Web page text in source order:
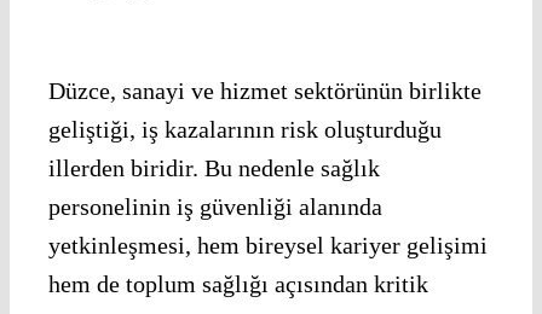
Düzce, sanayi ve hizmet sektörünün birlikte
geliştiği, iş kazalarının risk oluşturduğu
illerden biridir. Bu nedenle sağlık
personelinin iş güvenliği alanında
yetkinleşmesi, hem bireysel kariyer gelişimi
hem de toplum sağlığı açısından kritik